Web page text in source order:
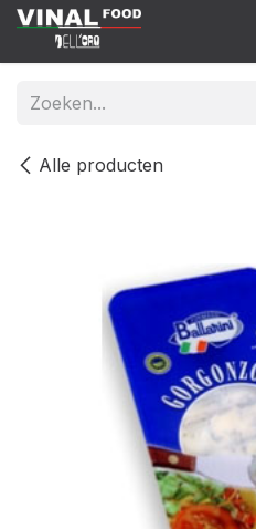
Overslaan naar inhoud
Alle producten